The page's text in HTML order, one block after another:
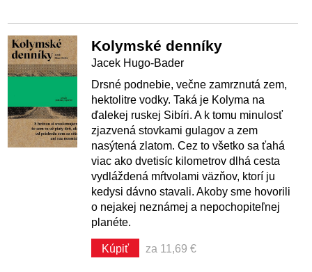
Kolymské denníky
Jacek Hugo-Bader
Drsné podnebie, večne zamrznutá zem,
hektolitre vodky. Taká je Kolyma na
ďalekej ruskej Sibíri. A k tomu minulosť
zjazvená stovkami gulagov a zem
nasýtená zlatom. Cez to všetko sa ťahá
viac ako dvetisíc kilometrov dlhá cesta
vydláždená mŕtvolami väzňov, ktorí ju
kedysi dávno stavali. Akoby sme hovorili
o nejakej neznámej a nepochopiteľnej
planéte.
Kúpiť za 11,69 €